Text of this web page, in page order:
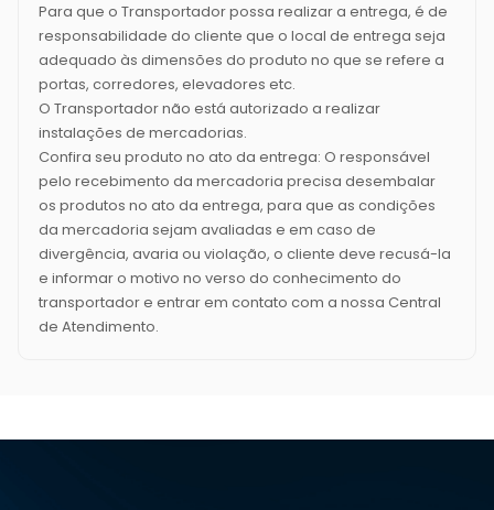
Para que o Transportador possa realizar a entrega, é de
responsabilidade do cliente que o local de entrega seja
adequado às dimensões do produto no que se refere a
portas, corredores, elevadores etc.
O Transportador não está autorizado a realizar
instalações de mercadorias.
Confira seu produto no ato da entrega: O responsável
pelo recebimento da mercadoria precisa desembalar
os produtos no ato da entrega, para que as condições
da mercadoria sejam avaliadas e em caso de
divergência, avaria ou violação, o cliente deve recusá-la
e informar o motivo no verso do conhecimento do
transportador e entrar em contato com a nossa Central
de Atendimento.